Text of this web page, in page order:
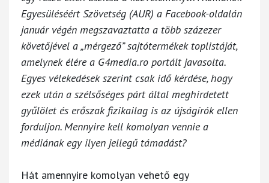
Egyesüléséért Szövetség (AUR) a Facebook-oldalán
január végén megszavaztatta a több százezer
követőjével a „mérgező” sajtótermékek toplistáját,
amelynek élére a G4media.ro portált javasolta.
Egyes vélekedések szerint csak idő kérdése, hogy
ezek után a szélsőséges párt által meghirdetett
gyűlölet és erőszak fizikailag is az újságírók ellen
forduljon. Mennyire kell komolyan vennie a
médiának egy ilyen jellegű támadást?
Hát amennyire komolyan vehető egy